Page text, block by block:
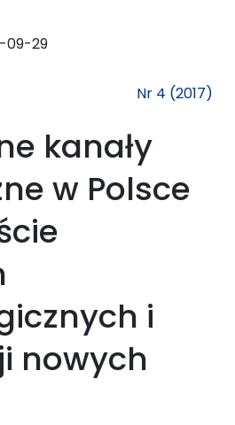
09-29
Nr 4 (2017)
kanały
w Polsce
i
nowych